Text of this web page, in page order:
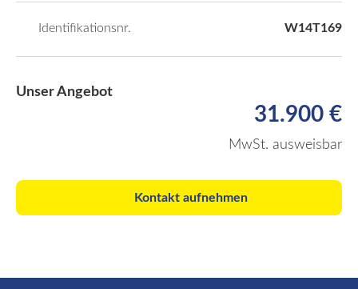
Identifikationsnr. W14T169
Unser Angebot
31.900 €
MwSt. ausweisbar
Kontakt aufnehmen